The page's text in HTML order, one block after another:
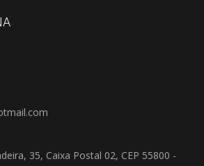
35, Caixa Postal 02, CEP 55800 -